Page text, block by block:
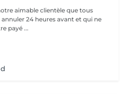
aimable clientèle que tous
24 heures avant et qui ne
payé ...